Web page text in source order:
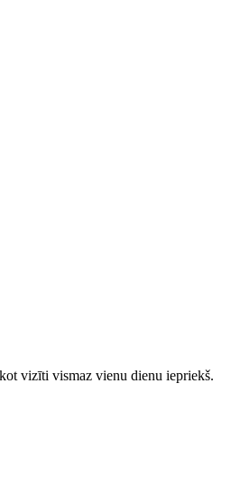
vizīti vismaz vienu dienu iepriekš.